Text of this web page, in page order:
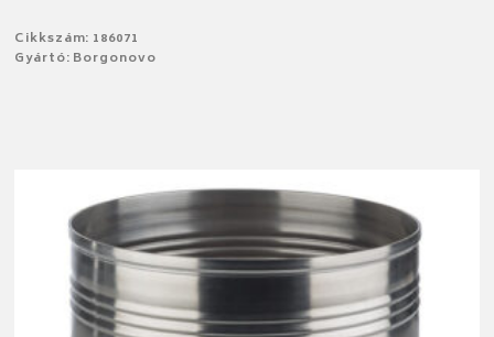
Cikkszám: 186071
Gyártó: Borgonovo